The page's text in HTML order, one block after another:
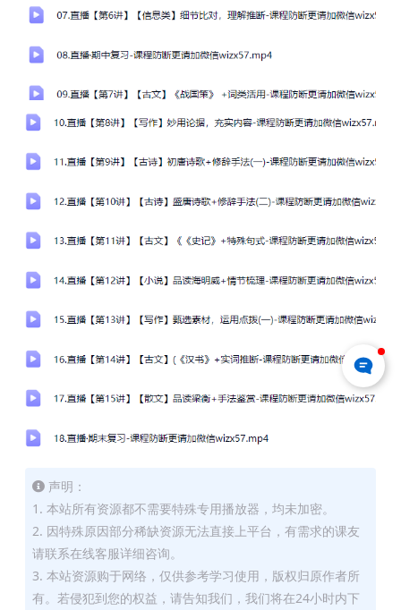
声明：
1. 本站所有资源都不需要特殊专用播放器，均未加密。
2. 因特殊原因部分稀缺资源无法直接上平台，有需求的课友
请联系在线客服详细咨询。
3. 本站资源购于网络，仅供参考学习使用，版权归原作者所
有。若侵犯到您的权益，请告知我们，我们将在24小时内下